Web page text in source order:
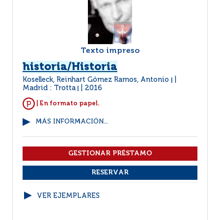
Texto impreso
historia/Historia
Koselleck, Reinhart Gómez Ramos, Antonio
Madrid : Trotta 2016
| En formato papel.
MÁS INFORMACIÓN...
VER EJEMPLARES